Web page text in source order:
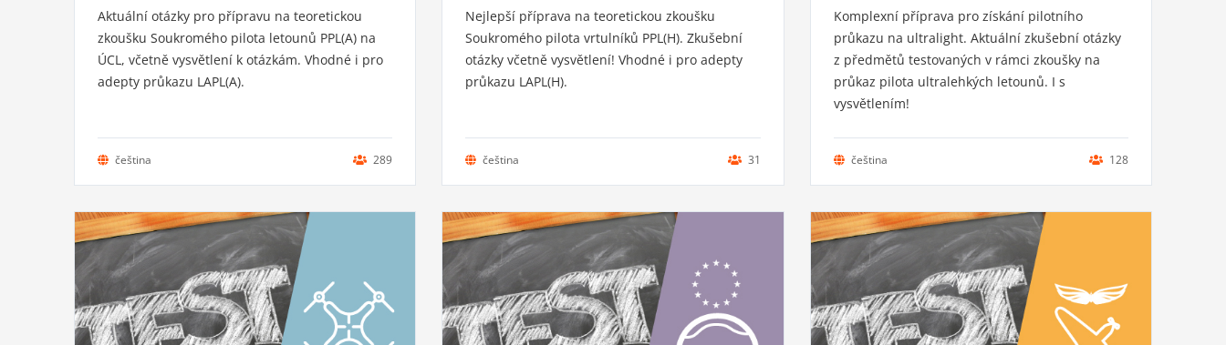
Aktuální otázky pro přípravu na teoretickou
zkoušku Soukromého pilota letounů PPL(A) na
ÚCL, včetně vysvětlení k otázkám. Vhodné i pro
adepty průkazu LAPL(A).
čeština 289
Nejlepší příprava na teoretickou zkoušku
Soukromého pilota vrtulníků PPL(H). Zkušební
otázky včetně vysvětlení! Vhodné i pro adepty
průkazu LAPL(H).
čeština 31
Komplexní příprava pro získání pilotního
průkazu na ultralight. Aktuální zkušební otázky
z předmětů testovaných v rámci zkoušky na
průkaz pilota ultralehkých letounů. I s
vysvětlením!
čeština 128